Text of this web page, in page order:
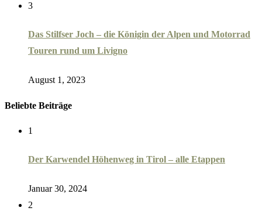
3
Das Stilfser Joch – die Königin der Alpen und Motorrad
Touren rund um Livigno
August 1, 2023
Beliebte Beiträge
1
Der Karwendel Höhenweg in Tirol – alle Etappen
Januar 30, 2024
2